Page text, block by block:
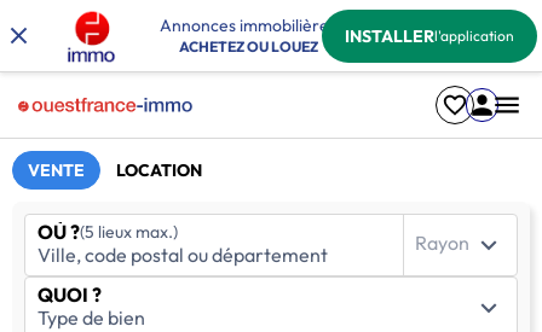
Annonces immobilières
ACHETEZ OU LOUEZ INSTALLERl'application
VENTE LOCATION
OÙ ?(5 lieux max.) Rayon
QUOI ?